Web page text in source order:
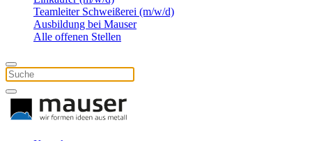
Teamleiter Schweißerei (m/w/d)
Ausbildung bei Mauser
Alle offenen Stellen